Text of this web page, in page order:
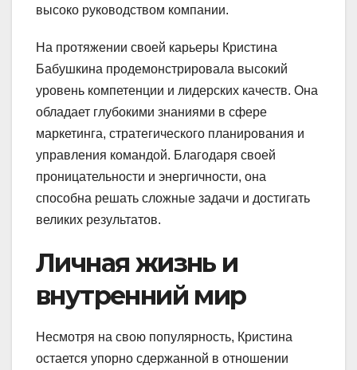
высоко руководством компании.
На протяжении своей карьеры Кристина
Бабушкина продемонстрировала высокий
уровень компетенции и лидерских качеств. Она
обладает глубокими знаниями в сфере
маркетинга, стратегического планирования и
управления командой. Благодаря своей
проницательности и энергичности, она
способна решать сложные задачи и достигать
великих результатов.
Личная жизнь и
внутренний мир
Несмотря на свою популярность, Кристина
остается упорно сдержанной в отношении